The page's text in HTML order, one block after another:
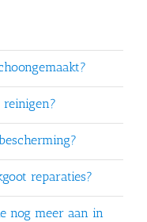
reinigen?
reparaties?
nog meer aan in